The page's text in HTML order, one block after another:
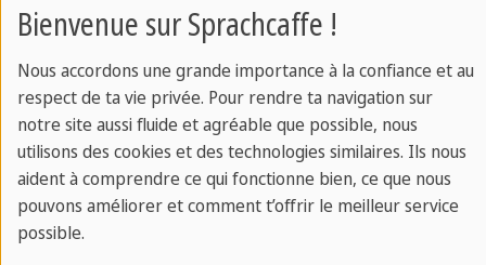
l'allemand et bien d'autres langues dans des cours
de langues en ligne avec des professeurs
expérimentés. Vers les cours en ligne
Sprachcaffe / Cours de Langues en Ligne
Bienvenue sur Sprachcaffe !
Nous accordons une grande importance à la confiance et au
respect de ta vie privée. Pour rendre ta navigation sur
notre site aussi fluide et agréable que possible, nous
utilisons des cookies et des technologies similaires. Ils nous
aident à comprendre ce qui fonctionne bien, ce que nous
pouvons améliorer et comment t’offrir le meilleur service
possible.